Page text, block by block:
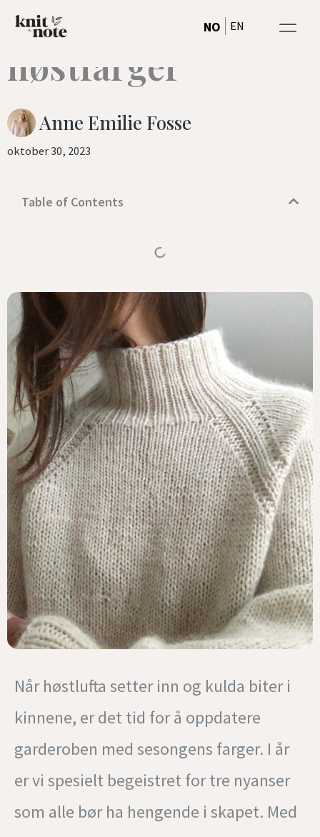
rett
innholdet
NO EN
3 trendy
høstfarger
Anne Emilie Fosse
oktober 30, 2023
Table of Contents
Når høstlufta setter inn og kulda biter i
kinnene, er det tid for å oppdatere
garderoben med sesongens farger. I år
er vi spesielt begeistret for tre nyanser
som alle bør ha hengende i skapet. Med